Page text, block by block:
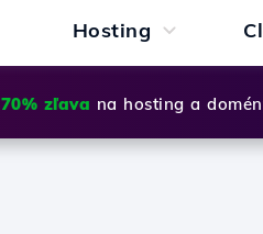
Hosting
70% zľava na hosting a